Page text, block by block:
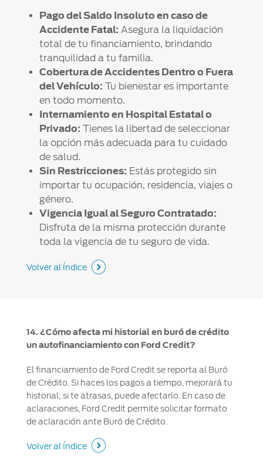
Pago del Saldo Insoluto en caso de
Accidente Fatal: Asegura la liquidación
total de tu financiamiento, brindando
tranquilidad a tu familia.
Cobertura de Accidentes Dentro o Fuera
del Vehículo: Tu bienestar es importante
en todo momento.
Internamiento en Hospital Estatal o
Privado: Tienes la libertad de seleccionar
la opción más adecuada para tu cuidado
de salud.
Sin Restricciones: Estás protegido sin
importar tu ocupación, residencia, viajes o
género.
Vigencia Igual al Seguro Contratado:
Disfruta de la misma protección durante
toda la vigencia de tu seguro de vida.
Volver al Índice
14. ¿Cómo afecta mi historial en buró de crédito
un autofinanciamiento con Ford Credit?
El financiamiento de Ford Credit se reporta al Buró
de Crédito. Si haces los pagos a tiempo, mejorará tu
historial; si te atrasas, puede afectarlo. En caso de
aclaraciones, Ford Credit permite solicitar formato
de aclaración ante Buró de Crédito.
Volver al Índice